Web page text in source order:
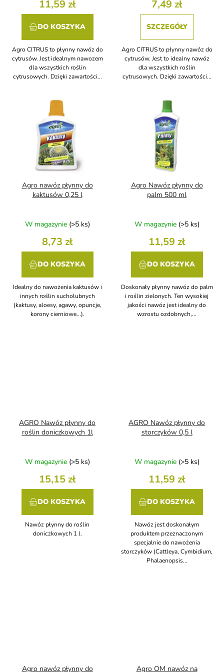
11,59 zł
DO KOSZYKA
Agro CITRUS to płynny nawóz do
cytrusów. Jest idealnym nawozem
dla wszystkich roślin
cytrusowych. Dzięki zawartości...
7,49 zł
SZCZEGÓŁY
Agro CITRUS to płynny nawóz do
cytrusów. Jest to idealny nawóz
dla wszystkich roślin
cytrusowych. Dzięki zawartości...
Agro nawóz płynny do
kaktusów 0,25 l
W magazynie (>5 ks)
8,73 zł
DO KOSZYKA
Idealny do nawożenia kaktusów i
innych roślin sucholubnych
(kaktusy, aloesy, agawy, opuncje,
korony cierniowe...).
Agro Nawóz płynny do
palm 500 ml
W magazynie (>5 ks)
11,59 zł
DO KOSZYKA
Doskonały płynny nawóz do palm
i roślin zielonych. Ten wysokiej
jakości nawóz jest idealny do
wzrostu ozdobnych,...
AGRO Nawóz płynny do
roślin doniczkowych 1l
W magazynie (>5 ks)
15,15 zł
DO KOSZYKA
Nawóz płynny do roślin
doniczkowych 1 l.
AGRO Nawóz płynny do
storczyków 0,5 l
W magazynie (>5 ks)
11,59 zł
DO KOSZYKA
Nawóz jest doskonałym
produktem przeznaczonym
specjalnie do nawożenia
storczyków (Cattleya, Cymbidium,
Phalaenopsis...
Agro nawóz płynny do Agro OM nawóz na